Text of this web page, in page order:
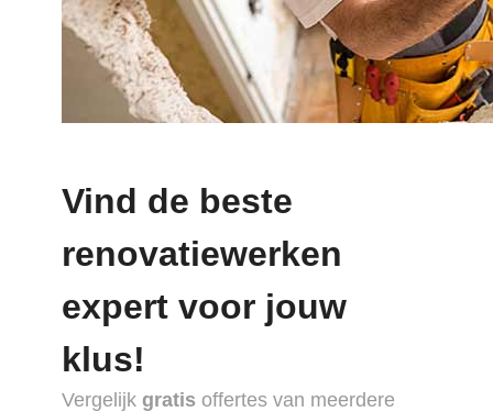
Vind de beste
renovatiewerken
expert voor jouw
klus!
Vergelijk gratis offertes van meerdere